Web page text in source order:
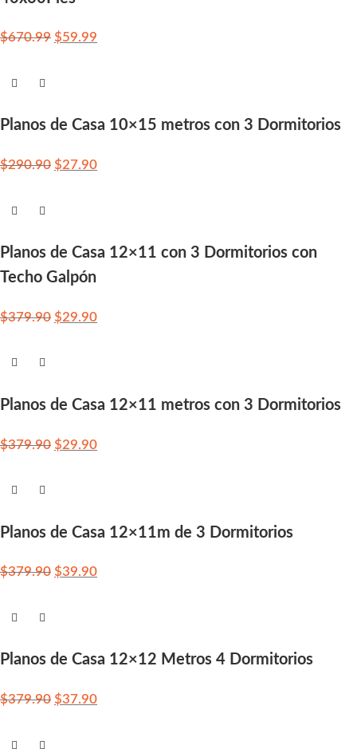
$670.99 $59.99
Planos de Casa 10×15 metros con 3 Dormitorios
$290.90 $27.90
Planos de Casa 12×11 con 3 Dormitorios con
Techo Galpón
$379.90 $29.90
Planos de Casa 12×11 metros con 3 Dormitorios
$379.90 $29.90
Planos de Casa 12×11m de 3 Dormitorios
$379.90 $39.90
Planos de Casa 12×12 Metros 4 Dormitorios
$379.90 $37.90